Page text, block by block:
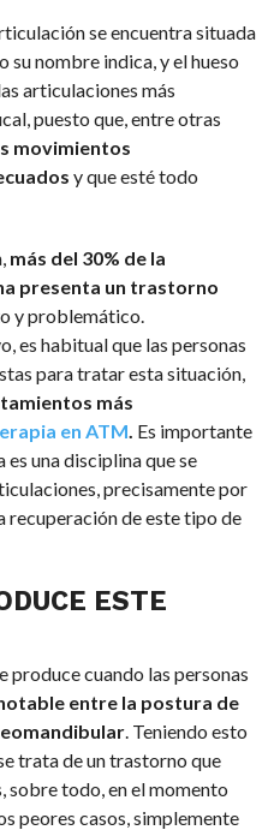
se encuentra situada
su nombre indica, y el hueso
articulaciones más
puesto que, entre otras
movimientos
y que esté todo
más del 30% de la
presenta un trastorno
y problemático.
es habitual que las personas
para tratar esta situación,
más
en ATM Es importante
una disciplina que se
precisamente por
recuperación de este tipo de
ESTE
produce cuando las personas
entre la postura de
. Teniendo esto
trata de un trastorno que
todo, en el momento
peores casos, simplemente